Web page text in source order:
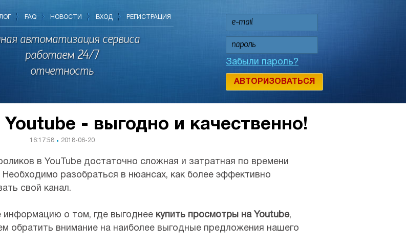
FAQ НОВОСТИ ВХОД РЕГИСТРАЦИЯ
Забыли пароль?
АВТОРИЗОВАТЬСЯ
автоматизация сервиса
работаем 24/7
отчетность
- выгодно и качественно!
16:17:58 2018-06-20
в YouTube достаточно сложная и затратная по времени
Необходимо разобраться в нюансах, как более эффективно
свой канал.
информацию о том, где выгоднее купить просмотры на Youtube,
обратить внимание на наиболее выгодные предложения нашего